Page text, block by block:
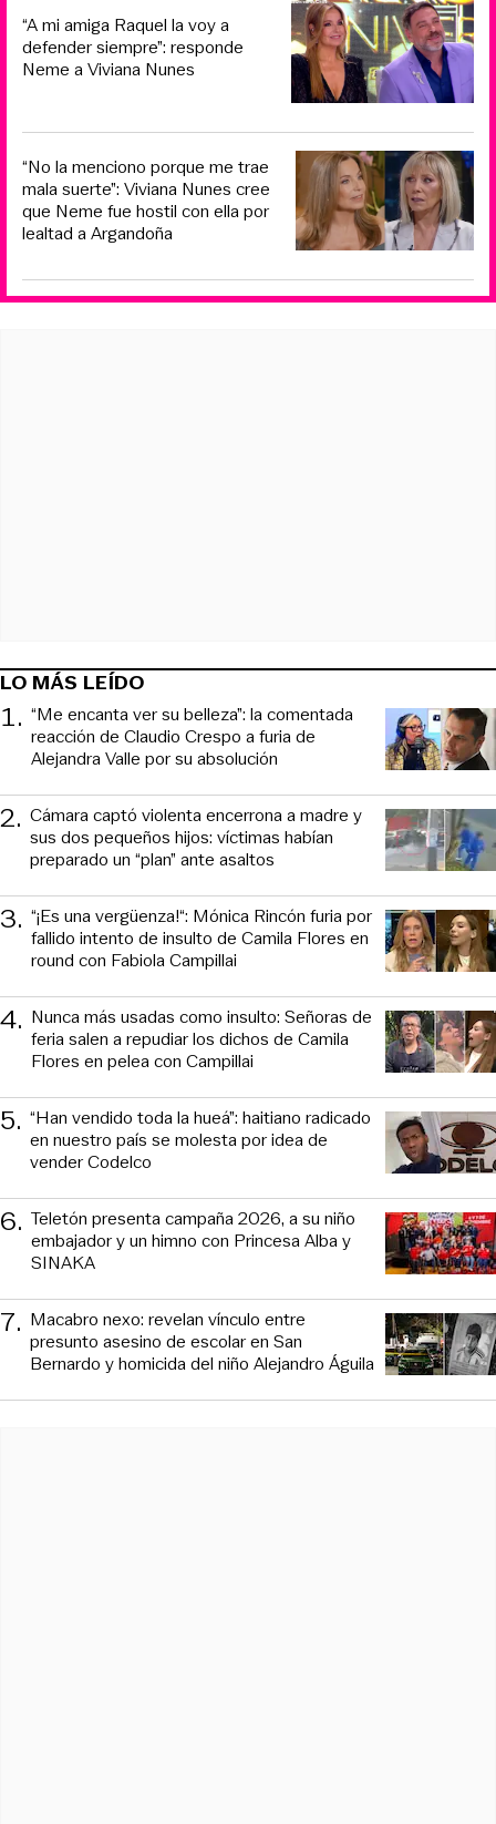
“A mi amiga Raquel la voy a
defender siempre”: responde
Neme a Viviana Nunes
“No la menciono porque me trae
mala suerte”: Viviana Nunes cree
que Neme fue hostil con ella por
lealtad a Argandoña
LO MÁS LEÍDO
1. “Me encanta ver su belleza”: la comentada
reacción de Claudio Crespo a furia de
Alejandra Valle por su absolución
2. Cámara captó violenta encerrona a madre y
sus dos pequeños hijos: víctimas habían
preparado un “plan” ante asaltos
3. “¡Es una vergüenza!“: Mónica Rincón furia por
fallido intento de insulto de Camila Flores en
round con Fabiola Campillai
4. Nunca más usadas como insulto: Señoras de
feria salen a repudiar los dichos de Camila
Flores en pelea con Campillai
5. “Han vendido toda la hueá”: haitiano radicado
en nuestro país se molesta por idea de
vender Codelco
6. Teletón presenta campaña 2026, a su niño
embajador y un himno con Princesa Alba y
SINAKA
7. Macabro nexo: revelan vínculo entre
presunto asesino de escolar en San
Bernardo y homicida del niño Alejandro Águila